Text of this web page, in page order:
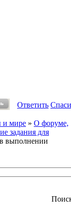
Ответить
и мире » О форуме,
задания для
выполнении